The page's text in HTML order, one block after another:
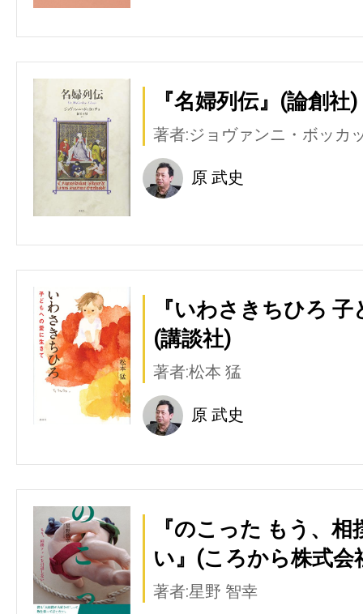
『名婦列伝』(論創社)
著者:ジョヴァンニ・ボッカ
原 武史
『いわさきちひろ
(講談社)
著者:松本 猛
原 武史
『のこった もう、
い』(ころから株式会
著者:星野 智幸